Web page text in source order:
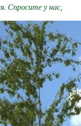
Спросите у нас,